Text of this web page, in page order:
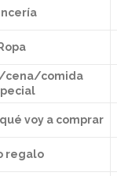
Ropa
cena/comida
voy a comprar
regalo